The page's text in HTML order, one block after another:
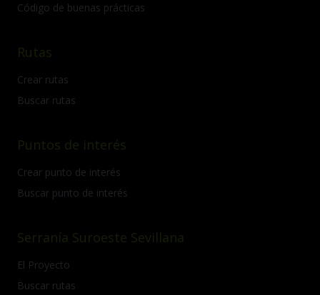
Código de buenas prácticas
Rutas
Crear rutas
Buscar rutas
Puntos de interés
Crear punto de interés
Buscar punto de interés
Serranía Suroeste Sevillana
El Proyecto
Buscar rutas